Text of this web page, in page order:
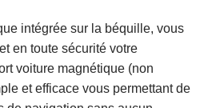
intégrée sur la béquille, vous
en toute sécurité votre
voiture magnétique (non
et efficace vous permettant de